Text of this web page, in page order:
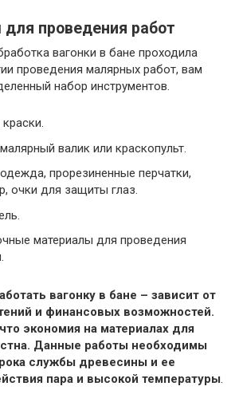
проведения работ
вагонки в бане проходила
проведения малярных работ, вам
набор инструментов.
валик или краскопульт.
прорезиненные перчатки,
очки для защиты глаз.
материалы для проведения
вагонку в бане – зависит от
и финансовых возможностей.
экономия на материалах для
Данные работы необходимы
службы древесины и ее
пара и высокой температуры.